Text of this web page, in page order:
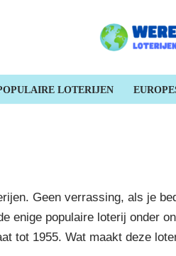
LOTERIJEN
Geen verrassing, als je
enige populaire loterij onder
tot 1955. Wat maakt deze